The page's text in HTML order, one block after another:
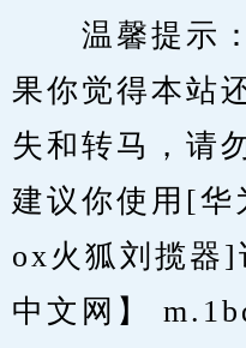
温馨提示：
果你觉得本站
失和转马，请
建议你使用[
ox火狐刘揽器]
中文网】